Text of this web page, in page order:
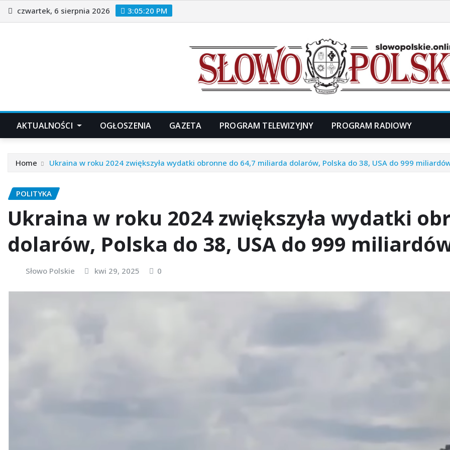
Skip
to
czwartek, 6 sierpnia 2026 3:05:22 PM
AKTUALNOŚCI OGŁOSZENIA GAZETA PROGRAM TELEWIZYJNY PROGRAM RADIOWY
Home Ukraina w roku 2024 zwiększyła wydatki obronne do 64,7 miliarda dolarów, Polska do 38, USA do 999
POLITYKA
Ukraina w roku 2024 zwiększyła wydatki
dolarów, Polska do 38, USA do 999
Słowo Polskie kwi 29, 2025 0